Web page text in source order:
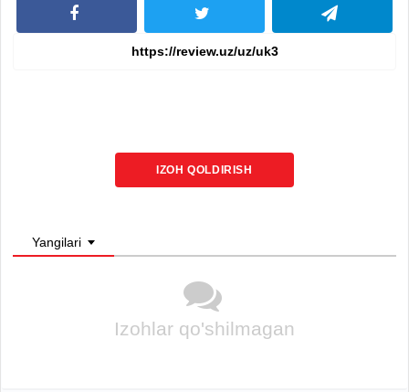
IZOH QOLDIRISH
Yangilari
Izohlar qo'shilmagan